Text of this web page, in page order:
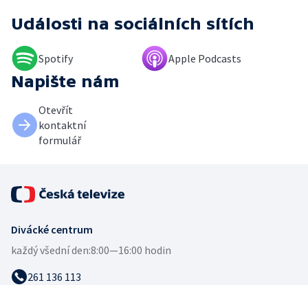
Události na sociálních sítích
Spotify Apple Podcasts
Napište nám
Otevřít
kontaktní
formulář
Divácké centrum
každý všední den:8:00—16:00 hodin
261 136 113